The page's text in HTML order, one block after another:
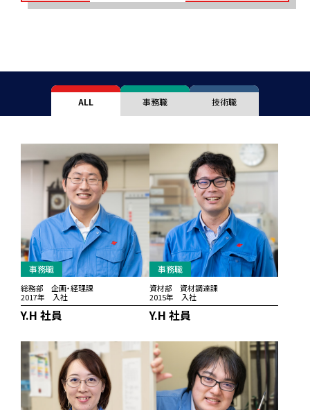
ALL 事務職 技術職
事務職
総務部 企画・経理課
2017年 入社
Y.H 社員
事務職
資材部 資材調達課
2015年 入社
Y.H 社員